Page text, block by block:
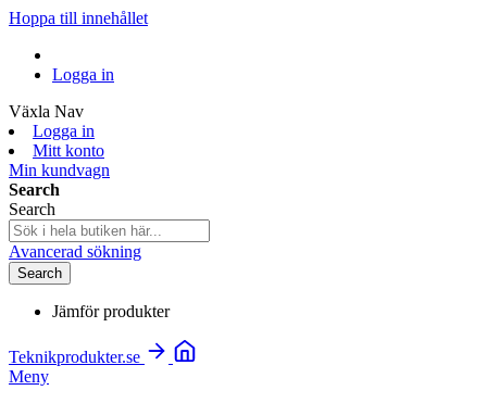
Hoppa till innehållet
Logga in
Växla Nav
Logga in
Mitt konto
Min kundvagn
Search
Search
Avancerad sökning
Search
Jämför produkter
Teknikprodukter.se
Meny